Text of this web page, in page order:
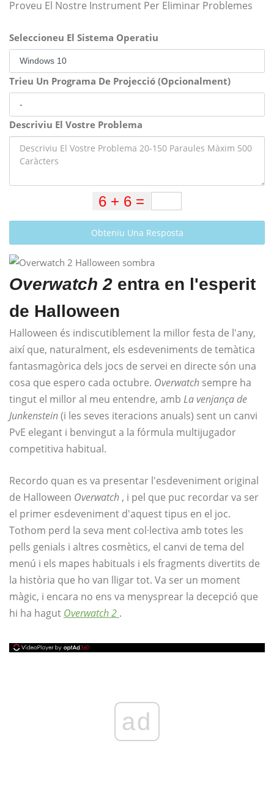
Proveu El Nostre Instrument Per Eliminar Problemes
Seleccioneu El Sistema Operatiu
Trieu Un Programa De Projecció (Opcionalment)
Descriviu El Vostre Problema
Obteniu Una Resposta
Overwatch 2 entra en l'esperit
de Halloween
Halloween és indiscutiblement la millor festa de l'any,
així que, naturalment, els esdeveniments de temàtica
fantasmagòrica dels jocs de servei en directe són una
cosa que espero cada octubre. Overwatch sempre ha
tingut el millor al meu entendre, amb La venjança de
Junkenstein(i les seves iteracions anuals) sent un canvi
PvE elegant i benvingut a la fórmula multijugador
competitiva habitual.
Recordo quan es va presentar l'esdeveniment original
de Halloween Overwatch , i pel que puc recordar va ser
el primer esdeveniment d'aquest tipus en el joc.
Tothom perd la seva ment col·lectiva amb totes les
pells genials i altres cosmètics, el canvi de tema del
menú i els mapes habituals i els fragments divertits de
la història que ho van lligar tot. Va ser un moment
màgic, i encara no ens va menysprear la decepció que
hi ha hagut Overwatch 2 .
ad